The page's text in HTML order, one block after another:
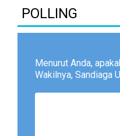
POLLING
Menurut Anda,
Wakilnya, Sandiaga